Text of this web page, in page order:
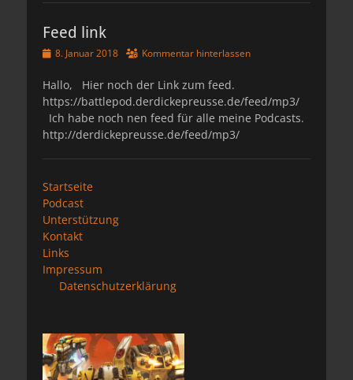
Feed link
Veröffentlicht
8. Januar 2018 Kommentar hinterlassen
Hallo, Hier noch der Link zum feed.
https://battlepod.derdickepreusse.de/feed/mp3/
Ich habe noch nen feed für alle meine Podcasts.
http://derdickepreusse.de/feed/mp3/
Startseite
Podcast
Unterstützung
Kontakt
Links
Impressum
Datenschutzerklärung